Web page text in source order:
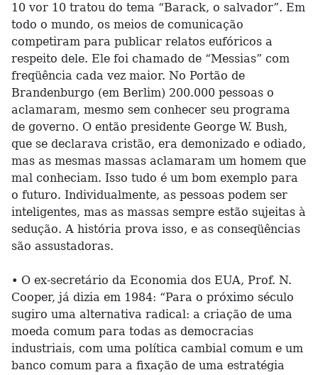
10 vor 10 tratou do tema “Barack, o salvador”. Em
todo o mundo, os meios de comunicação
competiram para publicar relatos eufóricos a
respeito dele. Ele foi chamado de “Messias” com
freqüência cada vez maior. No Portão de
Brandenburgo (em Berlim) 200.000 pessoas o
aclamaram, mesmo sem conhecer seu programa
de governo. O então presidente George W. Bush,
que se declarava cristão, era demonizado e odiado,
mas as mesmas massas aclamaram um homem que
mal conheciam. Isso tudo é um bom exemplo para
o futuro. Individualmente, as pessoas podem ser
inteligentes, mas as massas sempre estão sujeitas à
sedução. A história prova isso, e as conseqüências
são assustadoras.
• O ex-secretário da Economia dos EUA, Prof. N.
Cooper, já dizia em 1984: “Para o próximo século
sugiro uma alternativa radical: a criação de uma
moeda comum para todas as democracias
industriais, com uma política cambial comum e um
banco comum para a fixação de uma estratégia